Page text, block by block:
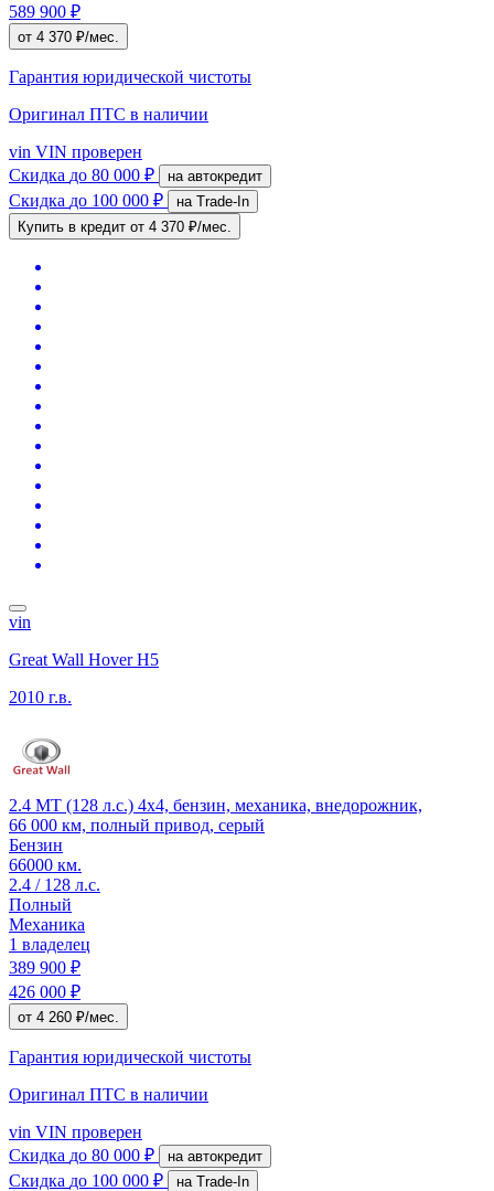
589 900 ₽
от 4 370 ₽/мес.
Гарантия юридической чистоты
Оригинал ПТС в наличии
vin VIN проверен
Скидка до 80 000 ₽ на автокредит
Скидка до 100 000 ₽
на Trade-In
Купить в кредит от 4 370 ₽/мес.
vin
Great Wall Hover H5
2010 г.в.
2.4 MT (128 л.с.) 4x4, бензин, механика, внедорожник,
66 000 км, полный привод, серый
Бензин
66000 км.
2.4 / 128 л.с.
Полный
Механика
1 владелец
389 900 ₽
426 000 ₽
от 4 260 ₽/мес.
Гарантия юридической чистоты
Оригинал ПТС в наличии
vin VIN проверен
Скидка до 80 000 ₽ на автокредит
Скидка до 100 000 ₽
на Trade-In